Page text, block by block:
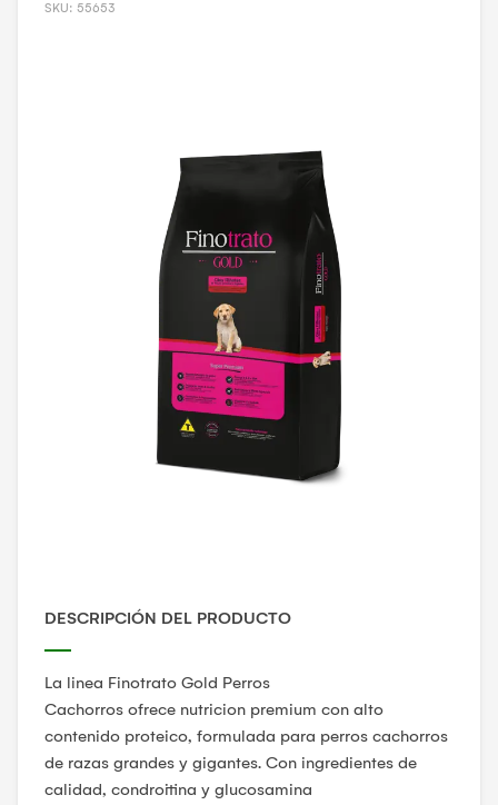
SKU: 55653
DESCRIPCIÓN DEL PRODUCTO
La linea Finotrato Gold Perros
Cachorros ofrece nutricion premium con alto
contenido proteico, formulada para perros cachorros
de razas grandes y gigantes. Con ingredientes de
calidad, condroitina y glucosamina